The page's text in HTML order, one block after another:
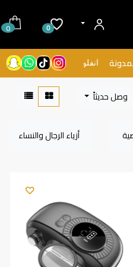
0
0
انفلونسرز
وصل حديثاً
أزياء الرجال والنساء